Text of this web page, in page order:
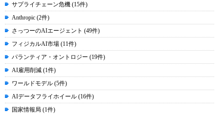
サプライチェーン危機 (15件)
Anthropic (2件)
さっつーのAIエージェント (49件)
フィジカルAI市場 (11件)
パランティア・オントロジー (19件)
AI雇用削減 (1件)
ワールドモデル (5件)
AIデータフライホイール (16件)
国家情報局 (1件)